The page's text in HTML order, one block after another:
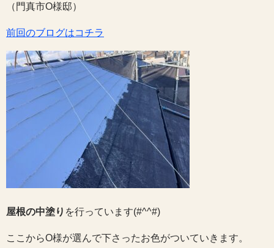
（門真市O様邸）
前回のブログはコチラ
屋根の中塗り を行っています(#^^#)
ここからO様が選んで下さったお色がついていきます。